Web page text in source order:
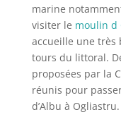
marine
visiter le moulin d
accueille une très
tours du littoral.
proposées par la
réunis pour
d’Albu à Ogliastru.